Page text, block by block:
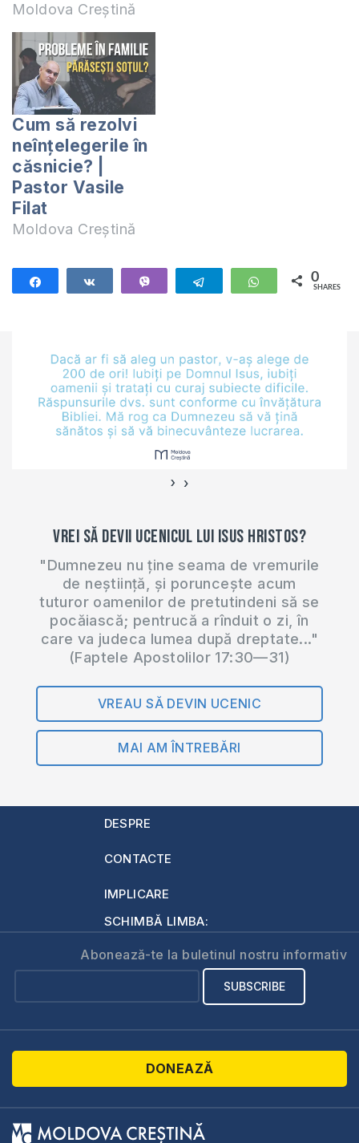
Moldova Creștină
Cum să rezolvi
neînțelegerile în
căsnicie? |
Pastor Vasile
Filat
Moldova Creștină
Telegram WhatsApp
0
SHARES
‹ ›
Vrei să devii ucenicul lui Isus Hristos?
"Dumnezeu nu ține seama de vremurile
de neștiință, și poruncește acum
tuturor oamenilor de pretutindeni să se
pocăiască; pentrucă a rînduit o zi, în
care va judeca lumea după dreptate..."
(Faptele Apostolilor 17:30—31)
VREAU SĂ DEVIN UCENIC
MAI AM ÎNTREBĂRI
DESPRE
CONTACTE
IMPLICARE
SCHIMBĂ LIMBA:
Abonează-te la buletinul nostru informativ
DONEAZĂ